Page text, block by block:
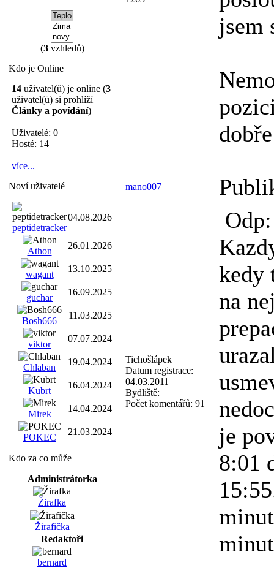
(3vzhledů)
Kdo je Online
14 uživatel(ů) je online (3
uživatel(ů) si prohlíží
Články a povídání)
Uživatelé: 0
Hosté: 14
více...
Noví uživatelé
peptidetracker
04.08.2026
Athon
26.01.2026
wagant
13.10.2025
guchar
16.09.2025
Bosh666
11.03.2025
viktor
07.07.2024
Chlaban
19.04.2024
Kubrt
16.04.2024
Mirek
14.04.2024
POKEC
21.03.2024
Kdo za co může
Administrátorka
Žirafka
Žirafička
Redaktoři
bernard
jsem
mano007
Tichošlápek
Datum registrace:
04.03.2011
Bydliště:
Počet komentářů: 91
kedy
na
je
8:01